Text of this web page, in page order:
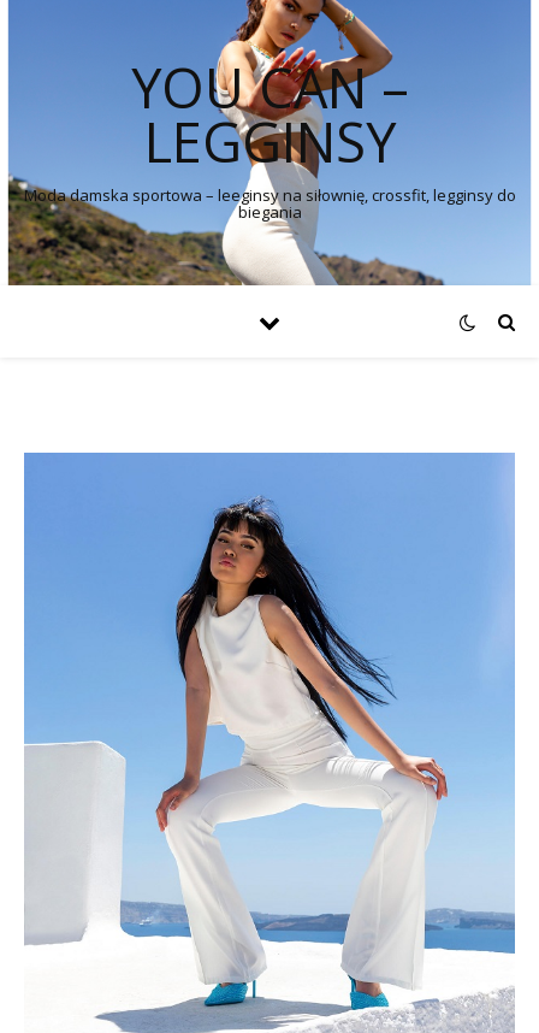
YOU CAN –
LEGGINSY
Moda damska sportowa – leeginsy na siłownię, crossfit, legginsy do
biegania